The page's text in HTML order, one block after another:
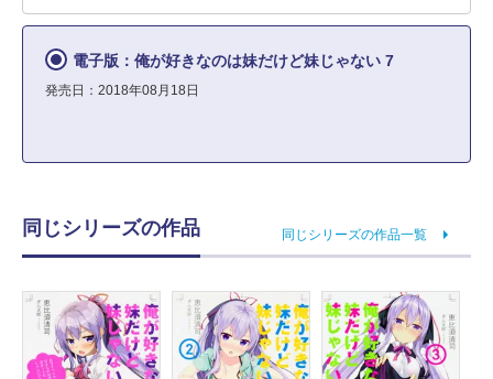
電子版：俺が好きなのは妹だけど妹じゃない 7
発売日：2018年08月18日
同じシリーズの作品 同じシリーズの作品一覧